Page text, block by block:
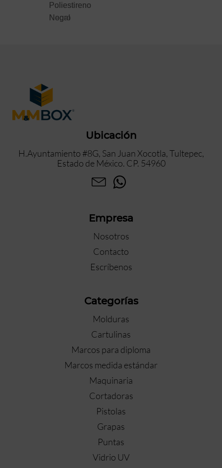
Poliestireno
Negro
Poliestireno
Nogal
Ubicación
H.Ayuntamiento #8G, San Juan Xocotla, Tultepec,
Estado de México. CP. 54960
Empresa
Nosotros
Contacto
Escríbenos
Categorías
Molduras
Cartulinas
Marcos para diploma
Marcos medida estándar
Maquinaria
Cortadoras
Pistolas
Grapas
Puntas
Vidrio UV